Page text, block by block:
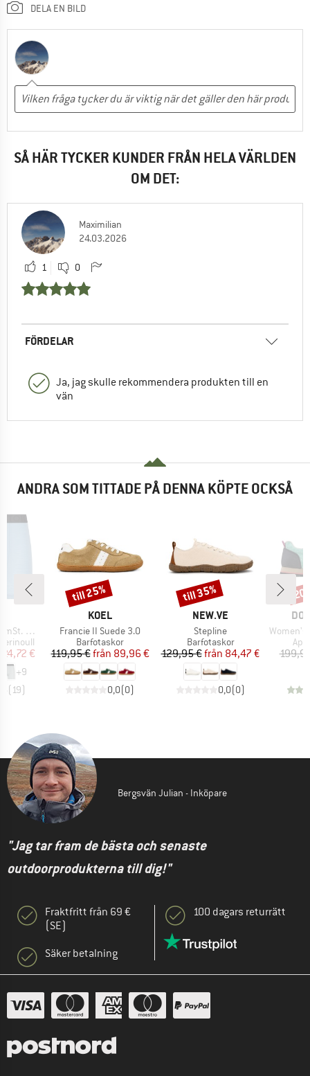
DELA EN BILD
SÅ HÄR TYCKER KUNDER FRÅN HELA VÄRLDEN
OM DET:
Maximilian
24.03.2026
1 0
FÖRDELAR
Ja, jag skulle rekommendera produkten till en
vän
ANDRA SOM TITTADE PÅ DENNA KÖPTE OCKSÅ
Boxer
pris
24,72 €
+9
(19)
VARUMÄRKE
KOEL
Produkter
Francie II Suede 3.0
Produktgrupp
Barfotaskor
Pris
119,95 € Reducerat pris
från 89,96 €
0,0(0)
Rabatt
till 25%
VARUMÄRKE
NEW.VE
Produkter
Stepline
Produktgrupp
Barfotaskor
Pris
129,95 € Reducerat pris
från 84,47 €
0,0(0)
Rabatt
till 35%
Produkter
Women's
Bergsvän Julian - Inköpare
"Jag tar fram de bästa och senaste
outdoorprodukterna till dig!"
Fraktfritt från 69 €
(SE)
Säker betalning
100 dagars returrätt